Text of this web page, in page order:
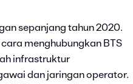
sepanjang tahun 2020.
menghubungkan BTS
infrastruktur
dan jaringan operator.